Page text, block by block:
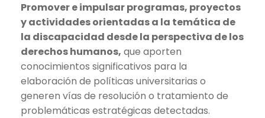
Promover e impulsar programas, proyectos
y actividades orientadas a la temática de
la discapacidad desde la perspectiva de los
derechos humanos, que aporten
conocimientos significativos para la
elaboración de políticas universitarias o
generen vías de resolución o tratamiento de
problemáticas estratégicas detectadas.